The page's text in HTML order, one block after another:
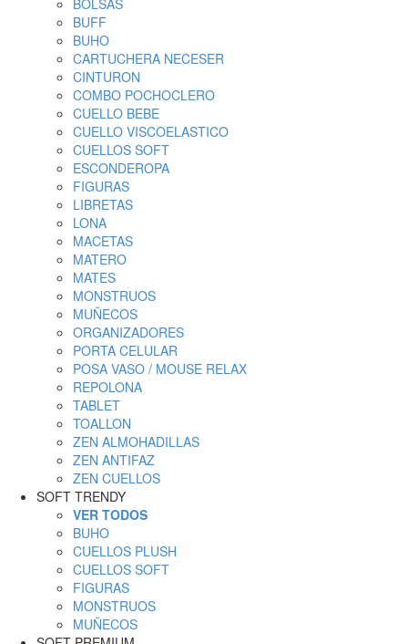
BOLSAS
BUFF
BUHO
CARTUCHERA NECESER
CINTURON
COMBO POCHOCLERO
CUELLO BEBE
CUELLO VISCOELASTICO
CUELLOS SOFT
ESCONDEROPA
FIGURAS
LIBRETAS
LONA
MACETAS
MATERO
MATES
MONSTRUOS
MUÑECOS
ORGANIZADORES
PORTA CELULAR
POSA VASO / MOUSE RELAX
REPOLONA
TABLET
TOALLON
ZEN ALMOHADILLAS
ZEN ANTIFAZ
ZEN CUELLOS
SOFT TRENDY
VER TODOS
BUHO
CUELLOS PLUSH
CUELLOS SOFT
FIGURAS
MONSTRUOS
MUÑECOS